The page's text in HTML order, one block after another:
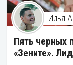
Илья
Пять черных
«Зените».